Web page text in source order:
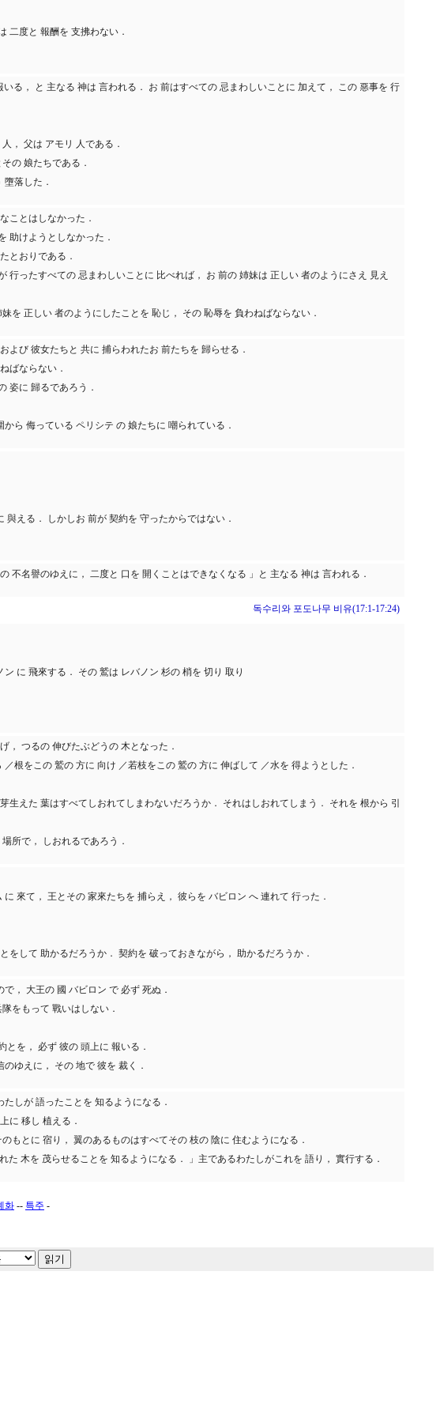
二度と 報酬を 支拂わない．
る， と 主なる 神は 言われる． お 前はすべての 忌まわしいことに 加えて， この 惡事を 行
， 父は アモリ 人である．
の 娘たちである．
落した．
ことはしなかった．
助けようとしなかった．
とおりである．
ったすべての 忌まわしいことに 比べれば， お 前の 姉妹は 正しい 者のようにさえ 見え
を 正しい 者のようにしたことを 恥じ， その 恥辱を 負わねばならない．
び 彼女たちと 共に 捕らわれたお 前たちを 歸らせる．
ばならない．
姿に 歸るであろう．
ら 侮っている ペリシテ の 娘たちに 嘲られている．
える． しかしお 前が 契約を 守ったからではない．
名譽のゆえに， 二度と 口を 開くことはできなくなる 」と 主なる 神は 言われる．
독수리와 포도나무 비유(17:1-17:24)
に 飛來する． その 鷲は レバノン 杉の 梢を 切り 取り
， つるの 伸びたぶどうの 木となった．
根をこの 鷲の 方に 向け ／若枝をこの 鷲の 方に 伸ばして ／水を 得ようとした．
えた 葉はすべてしおれてしまわないだろうか． それはしおれてしまう． それを 根から 引
所で， しおれるであろう．
來て， 王とその 家來たちを 捕らえ， 彼らを バビロン へ 連れて 行った．
して 助かるだろうか． 契約を 破っておきながら， 助かるだろうか．
， 大王の 國 バビロン で 必ず 死ぬ．
をもって 戰いはしない．
を， 必ず 彼の 頭上に 報いる．
ゆえに， その 地で 彼を 裁く．
しが 語ったことを 知るようになる．
に 移し 植える．
もとに 宿り， 翼のあるものはすべてその 枝の 陰に 住むようになる．
木を 茂らせることを 知るようになる． 」主であるわたしがこれを 語り， 實行する．
화 -- 특주 -